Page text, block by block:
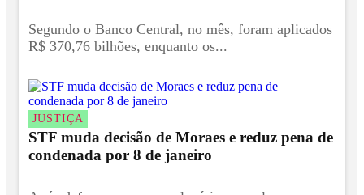
Segundo o Banco Central, no mês, foram aplicados
R$ 370,76 bilhões, enquanto os...
JUSTIÇA
STF muda decisão de Moraes e reduz pena de
condenada por 8 de janeiro